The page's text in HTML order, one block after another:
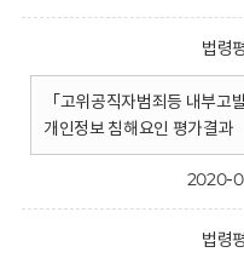
법령
「고위공직자범죄등 내부고
개인정보 침해요인 평가결과
2020-
법령